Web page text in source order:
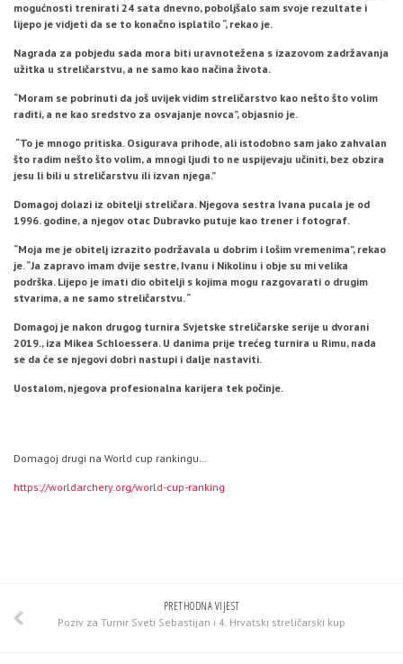
mogućnosti trenirati 24 sata dnevno, poboljšalo sam svoje rezultate i
lijepo je vidjeti da se to konačno isplatilo “, rekao je.
Nagrada za pobjedu sada mora biti uravnotežena s izazovom zadržavanja
užitka u streličarstvu, a ne samo kao načina života.
“Moram se pobrinuti da još uvijek vidim streličarstvo kao nešto što volim
raditi, a ne kao sredstvo za osvajanje novca”, objasnio je.
“To je mnogo pritiska. Osigurava prihode, ali istodobno sam jako zahvalan
što radim nešto što volim, a mnogi ljudi to ne uspijevaju učiniti, bez obzira
jesu li bili u streličarstvu ili izvan njega.”
Domagoj dolazi iz obitelji streličara. Njegova sestra Ivana pucala je od
1996. godine, a njegov otac Dubravko putuje kao trener i fotograf.
“Moja me je obitelj izrazito podržavala u dobrim i lošim vremenima”, rekao
je. “Ja zapravo imam dvije sestre, Ivanu i Nikolinu i obje su mi velika
podrška. Lijepo je imati dio obitelji s kojima mogu razgovarati o drugim
stvarima, a ne samo streličarstvu. “
Domagoj je nakon drugog turnira Svjetske streličarske serije u dvorani
2019., iza Mikea Schloessera. U danima prije trećeg turnira u Rimu, nada
se da će se njegovi dobri nastupi i dalje nastaviti.
Uostalom, njegova profesionalna karijera tek počinje.
Domagoj drugi na World cup rankingu…
https://worldarchery.org/world-cup-ranking
PRETHODNA VIJEST
Poziv za Turnir Sveti Sebastijan i 4. Hrvatski streličarski kup